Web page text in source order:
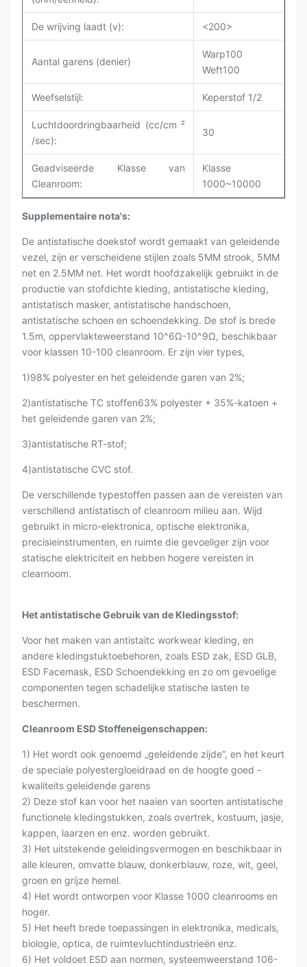
De wrijving laadt (v): <200>
Aantal garens (denier)
Warp100
Weft100
Weefselstijl: Keperstof 1/2
Luchtdoordringbaarheid (cc/cm ²
/sec):
30
Geadviseerde Klasse van
Cleanroom:
Klasse
1000~10000
Supplementaire nota's:
De antistatische doekstof wordt gemaakt van geleidende
vezel, zijn er verscheidene stijlen zoals 5MM strook, 5MM
net en 2.5MM net. Het wordt hoofdzakelijk gebruikt in de
productie van stofdichte kleding, antistatische kleding,
antistatisch masker, antistatische handschoen,
antistatische schoen en schoendekking. De stof is brede
1.5m, oppervlakteweerstand 10^6Ω-10^9Ω, beschikbaar
voor klassen 10-100 cleanroom. Er zijn vier types,
1)98% polyester en het geleidende garen van 2%;
2)antistatische TC stoffen63% polyester + 35%-katoen +
het geleidende garen van 2%;
3)antistatische RT-stof;
4)antistatische CVC stof.
De verschillende typestoffen passen aan de vereisten van
verschillend antistatisch of cleanroom milieu aan. Wijd
gebruikt in micro-elektronica, optische elektronika,
precisieinstrumenten, en ruimte die gevoeliger zijn voor
statische elektriciteit en hebben hogere vereisten in
clearnoom.
Het antistatische Gebruik van de Kledingsstof:
Voor het maken van antistaitc workwear kleding, en
andere kledingstuktoebehoren, zoals ESD zak, ESD GLB,
ESD Facemask, ESD Schoendekking en zo om gevoelige
componenten tegen schadelijke statische lasten te
beschermen.
Cleanroom ESD Stoffeneigenschappen:
1) Het wordt ook genoemd „geleidende zijde“, en het keurt
de speciale polyestergloeidraad en de hoogte goed -
kwaliteits geleidende garens
2) Deze stof kan voor het naaien van soorten antistatische
functionele kledingstukken, zoals overtrek, kostuum, jasje,
kappen, laarzen en enz. worden gebruikt.
3) Het uitstekende geleidingsvermogen en beschikbaar in
alle kleuren, omvatte blauw, donkerblauw, roze, wit, geel,
groen en grijze hemel.
4) Het wordt ontworpen voor Klasse 1000 cleanrooms en
hoger.
5) Het heeft brede toepassingen in elektronika, medicals,
biologie, optica, de ruimtevluchtindustrieën enz.
6) Het voldoet ESD aan normen, systeemweerstand 106-